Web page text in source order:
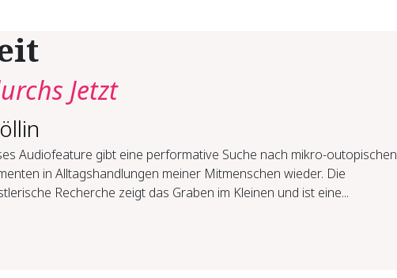
Jetzt
Audiofeature gibt eine performative Suche nach mikro-outopischen
in Alltagshandlungen meiner Mitmenschen wieder. Die
Recherche zeigt das Graben im Kleinen und ist eine...